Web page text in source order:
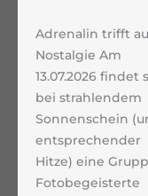
Adrenalin trifft
Nostalgie Am
13.07.2026 findet
bei strahlendem
Sonnenschein
entsprechender
Hitze) eine
Fotobegeisterte